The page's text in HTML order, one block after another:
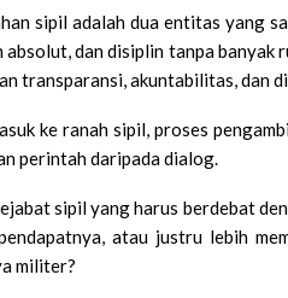
sipil adalah dua entitas yang
dan disiplin tanpa banyak
transparansi, akuntabilitas, dan
ke ranah sipil, proses
perintah daripada dialog.
sipil yang harus berdebat
atau justru lebih
militer?